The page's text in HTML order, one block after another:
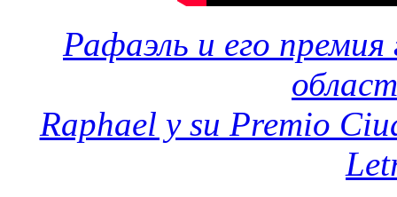
Рафаэль и его
Raphael y su Premio